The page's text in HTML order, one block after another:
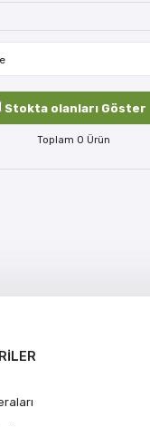
Stokta olanları Göster
Toplam 0 Ürün